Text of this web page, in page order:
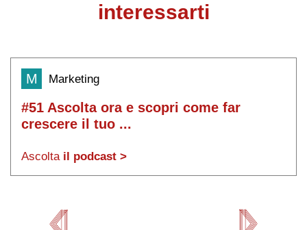
interessarti
M Marketing
#51 Ascolta ora e scopri come far
crescere il tuo ...
Ascolta il podcast >